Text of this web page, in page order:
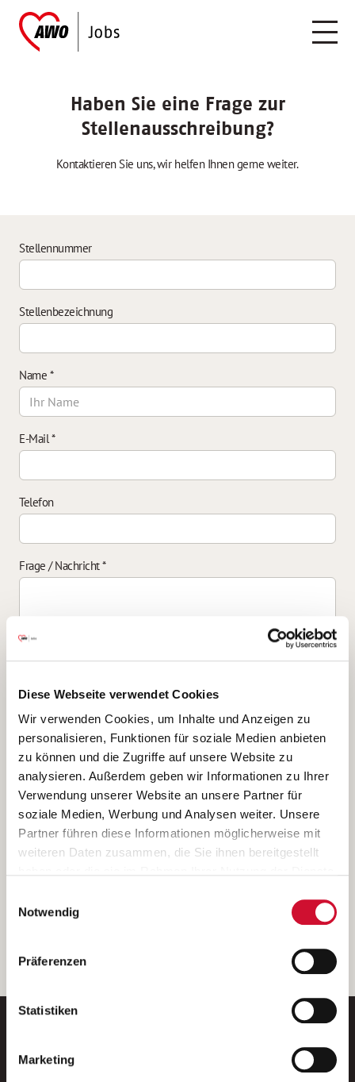
Diese Webseite verwendet Cookies
Wir verwenden Cookies, um Inhalte und Anzeigen zu
personalisieren, Funktionen für soziale Medien anbieten
zu können und die Zugriffe auf unsere Website zu
analysieren. Außerdem geben wir Informationen zu Ihrer
Verwendung unserer Website an unsere Partner für
soziale Medien, Werbung und Analysen weiter. Unsere
Partner führen diese Informationen möglicherweise mit
weiteren Daten zusammen, die Sie ihnen bereitgestellt
Wenn Sie auf „Cookies zulassen“ klicken, so stimmen
Sie der Speicherung sämtlicher Cookies zu. Sie können
Ihre Einwilligung selbstverständlich jederzeit widerrufen,
indem Sie die Cookie-Einstellungen aufrufen und diese
unserer
Notwendig
Präferenzen
Statistiken
Marketing
Haben Sie eine Frage zur
Stellenausschreibung?
Kontaktieren Sie uns, wir helfen Ihnen gerne weiter.
Stellennummer
Stellenbezeichnung
Name *
E-Mail*
Telefon
Frage / Nachricht*
Ich bin damit einverstanden, dass meine personenbezogenen Daten
ausschließlich zum Zweck der Durchführung der Kontaktanfrage
verarbeitet, auf IT- Systemen der Garitz Bewirtschaftungsbetriebe
GmbH, Heinrich-von-Kleist-Straße 2, 97688 Bad Kissingen
(Betreiber) gespeichert und an die für das Stellenangebot
verantwortliche Stelle zur Kontaktaufnahme weitergegeben
werden.
Diese Einwilligungserklärung kann ich jederzeit gegenüber dem
Weitere Details können Sie der
entnehmen.